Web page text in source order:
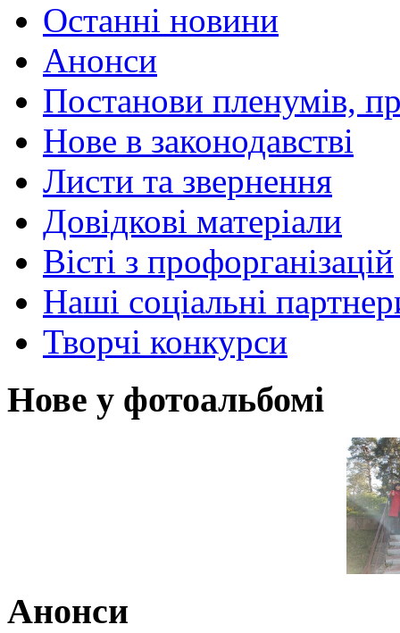
Останні новини
Анонси
Постанови пленумів,
Нове в законодавстві
Листи та звернення
Довідкові матеріали
Вісті з профорганізацій
Наші соціальні
Творчі конкурси
Нове у фотоальбомі
Анонси